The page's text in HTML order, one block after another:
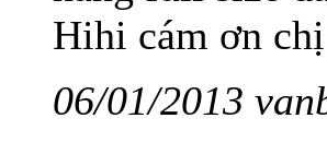
Hihi cám ơn
06/01/2013